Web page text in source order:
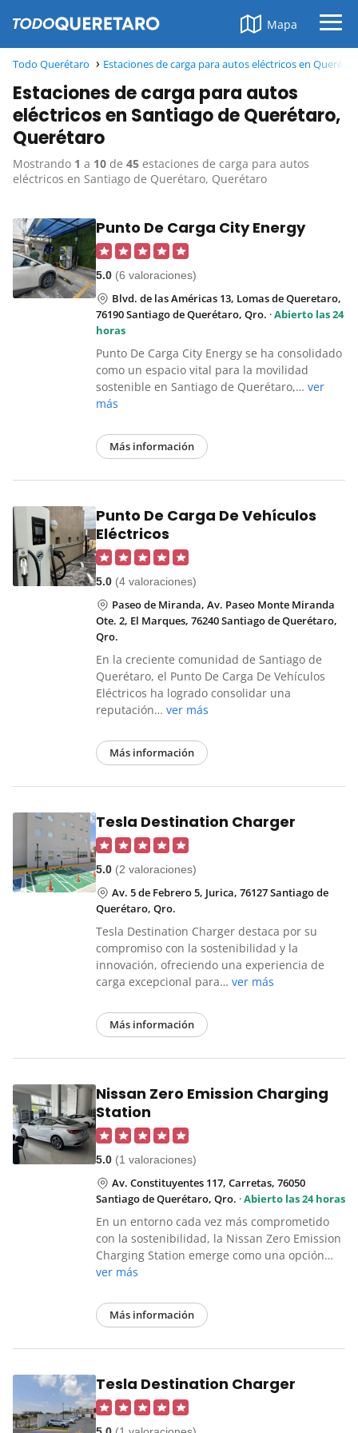
Mapa
Todo Querétaro Estaciones de carga para autos eléctricos en
Estaciones de carga para autos
eléctricos en Santiago de Querétaro,
Querétaro
Mostrando 1 a 10 de 45 estaciones de carga para autos
eléctricos en Santiago de Querétaro, Querétaro
Punto De Carga City Energy
5.0 (6 valoraciones)
Blvd. de las Américas 13, Lomas de Queretaro,
76190 Santiago de Querétaro, Qro. ·Abierto las 24
horas
Punto De Carga City Energy se ha consolidado
como un espacio vital para la movilidad
sostenible en Santiago de Querétaro,… ver
más
Más información
Punto De Carga De Vehículos
Eléctricos
5.0 (4 valoraciones)
Paseo de Miranda, Av. Paseo Monte Miranda
Ote. 2, El Marques, 76240 Santiago de Querétaro,
Qro.
En la creciente comunidad de Santiago de
Querétaro, el Punto De Carga De Vehículos
Eléctricos ha logrado consolidar una
reputación… ver más
Más información
Tesla Destination Charger
5.0 (2 valoraciones)
Av. 5 de Febrero 5, Jurica, 76127 Santiago de
Querétaro, Qro.
Tesla Destination Charger destaca por su
compromiso con la sostenibilidad y la
innovación, ofreciendo una experiencia de
carga excepcional para… ver más
Más información
Nissan Zero Emission Charging
Station
5.0 (1 valoraciones)
Av. Constituyentes 117, Carretas, 76050
Santiago de Querétaro, Qro. ·Abierto las 24 horas
En un entorno cada vez más comprometido
con la sostenibilidad, la Nissan Zero Emission
Charging Station emerge como una opción…
ver más
Más información
Tesla Destination Charger